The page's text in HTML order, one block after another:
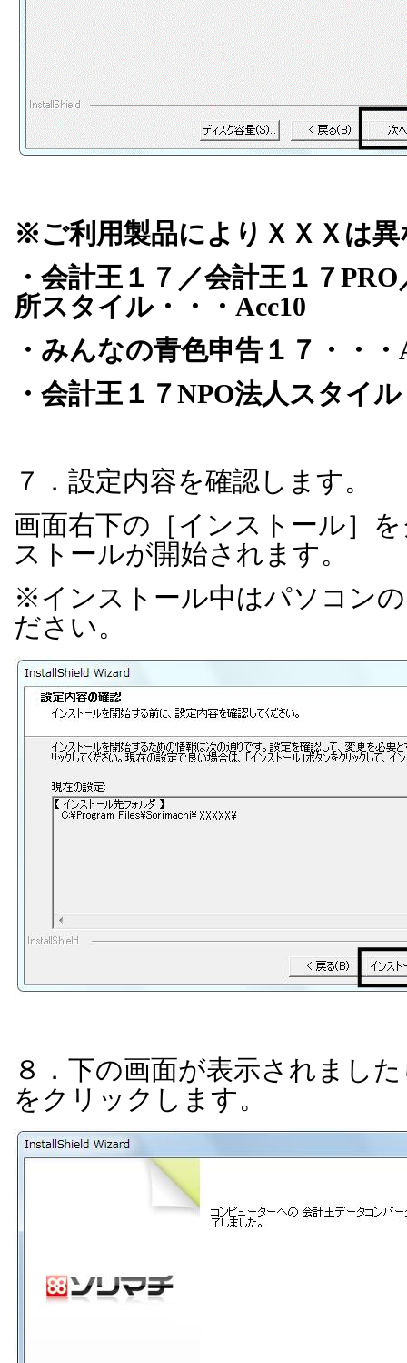
※ご利用製品によりＸＸＸは
・会計王１７／会計王１７PRO
所スタイル・・・ Acc10
・みんなの青色申告１７・・・
・会計王１７NPO法人スタイ
７．設定内容を確認します。
画面右下の［インストール］
ストールが開始されます。
※インストール中はパソコン
ださい。
８．下の画面が表示されまし
をクリックします。